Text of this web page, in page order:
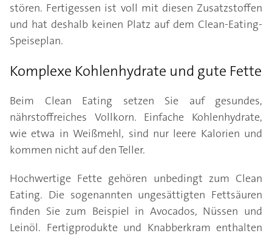
stören. Fertigessen ist voll mit diesen Zusatzstoffen
und hat deshalb keinen Platz auf dem Clean-Eating-
Speiseplan.
Komplexe Kohlenhydrate und gute Fette
Beim Clean Eating setzen Sie auf gesundes,
nährstoffreiches Vollkorn. Einfache Kohlenhydrate,
wie etwa in Weißmehl, sind nur leere Kalorien und
kommen nicht auf den Teller.
Hochwertige Fette gehören unbedingt zum Clean
Eating. Die sogenannten ungesättigten Fettsäuren
finden Sie zum Beispiel in Avocados, Nüssen und
Leinöl. Fertigprodukte und Knabberkram enthalten